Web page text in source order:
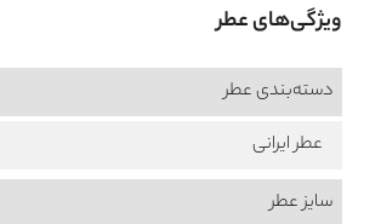
ویژگی‌های عطر
دسته‌بندی عطر
عطر ایرانی
سایز عطر